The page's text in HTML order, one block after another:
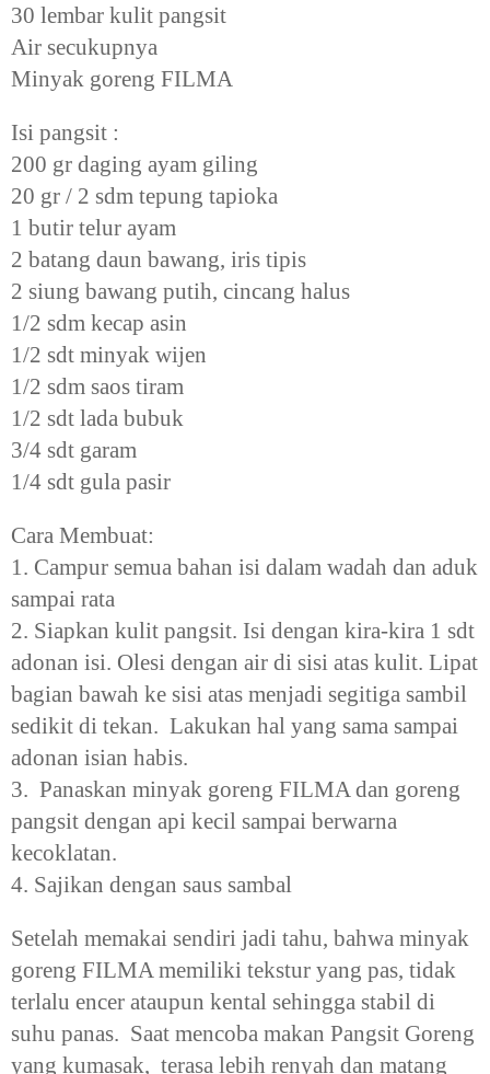
30 lembar kulit pangsit
Air secukupnya
Minyak goreng FILMA
Isi pangsit :
200 gr daging ayam giling
20 gr / 2 sdm tepung tapioka
1 butir telur ayam
2 batang daun bawang, iris tipis
2 siung bawang putih, cincang halus
1/2 sdm kecap asin
1/2 sdt minyak wijen
1/2 sdm saos tiram
1/2 sdt lada bubuk
3/4 sdt garam
1/4 sdt gula pasir
Cara Membuat:
1. Campur semua bahan isi dalam wadah dan aduk
sampai rata
2. Siapkan kulit pangsit. Isi dengan kira-kira 1 sdt
adonan isi. Olesi dengan air di sisi atas kulit. Lipat
bagian bawah ke sisi atas menjadi segitiga sambil
sedikit di tekan. Lakukan hal yang sama sampai
adonan isian habis.
3. Panaskan minyak goreng FILMA dan goreng
pangsit dengan api kecil sampai berwarna
kecoklatan.
4. Sajikan dengan saus sambal
Setelah memakai sendiri jadi tahu, bahwa minyak
goreng FILMA memiliki tekstur yang pas, tidak
terlalu encer ataupun kental sehingga stabil di
suhu panas. Saat mencoba makan Pangsit Goreng
yang kumasak, terasa lebih renyah dan matang